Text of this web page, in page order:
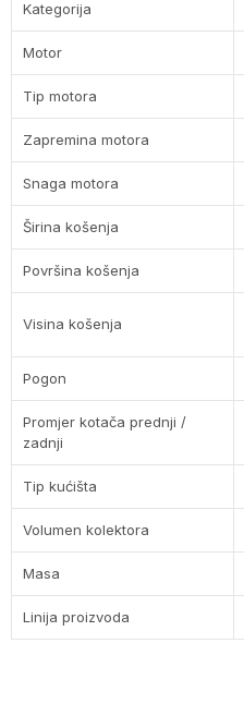
Kategorija
Motor
Tip motora
Zapremina motora
Snaga motora
Širina košenja
Površina košenja
Visina košenja
Pogon
Promjer kotača prednji /
zadnji
Tip kućišta
Volumen kolektora
Masa
Linija proizvoda